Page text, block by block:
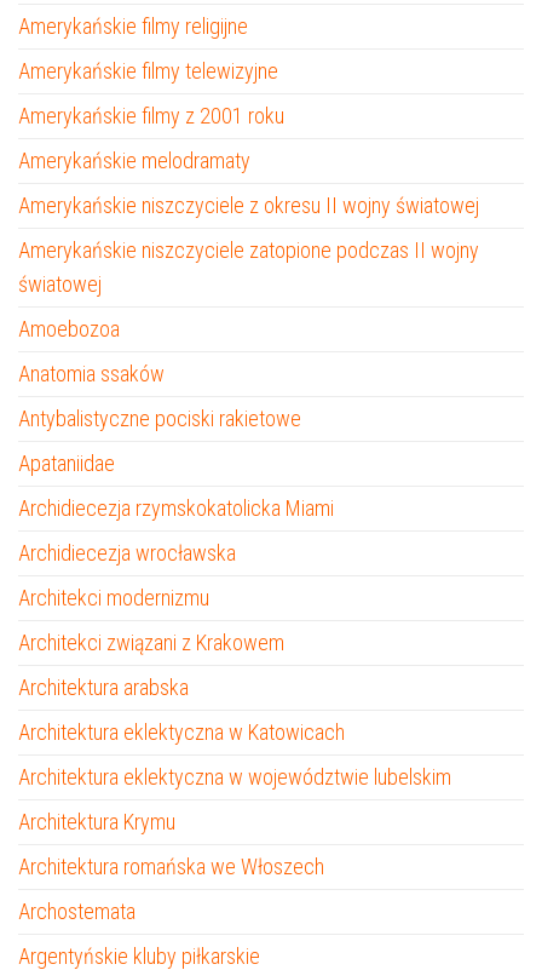
Amerykańskie filmy religijne
Amerykańskie filmy telewizyjne
Amerykańskie filmy z 2001 roku
Amerykańskie melodramaty
Amerykańskie niszczyciele z okresu II wojny światowej
Amerykańskie niszczyciele zatopione podczas II wojny
światowej
Amoebozoa
Anatomia ssaków
Antybalistyczne pociski rakietowe
Apataniidae
Archidiecezja rzymskokatolicka Miami
Archidiecezja wrocławska
Architekci modernizmu
Architekci związani z Krakowem
Architektura arabska
Architektura eklektyczna w Katowicach
Architektura eklektyczna w województwie lubelskim
Architektura Krymu
Architektura romańska we Włoszech
Archostemata
Argentyńskie kluby piłkarskie